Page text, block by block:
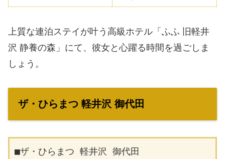
上質な連泊ステイが叶う高級ホテル「ふふ 旧軽井
沢 静養の森」にて、彼女と心躍る時間を過ごしま
しょう。
ザ・ひらまつ 軽井沢 御代田
■ザ・ひらまつ 軽井沢 御代田